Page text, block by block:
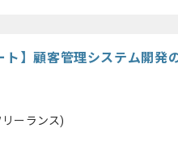
ト】顧客管理システム開発
ーランス)